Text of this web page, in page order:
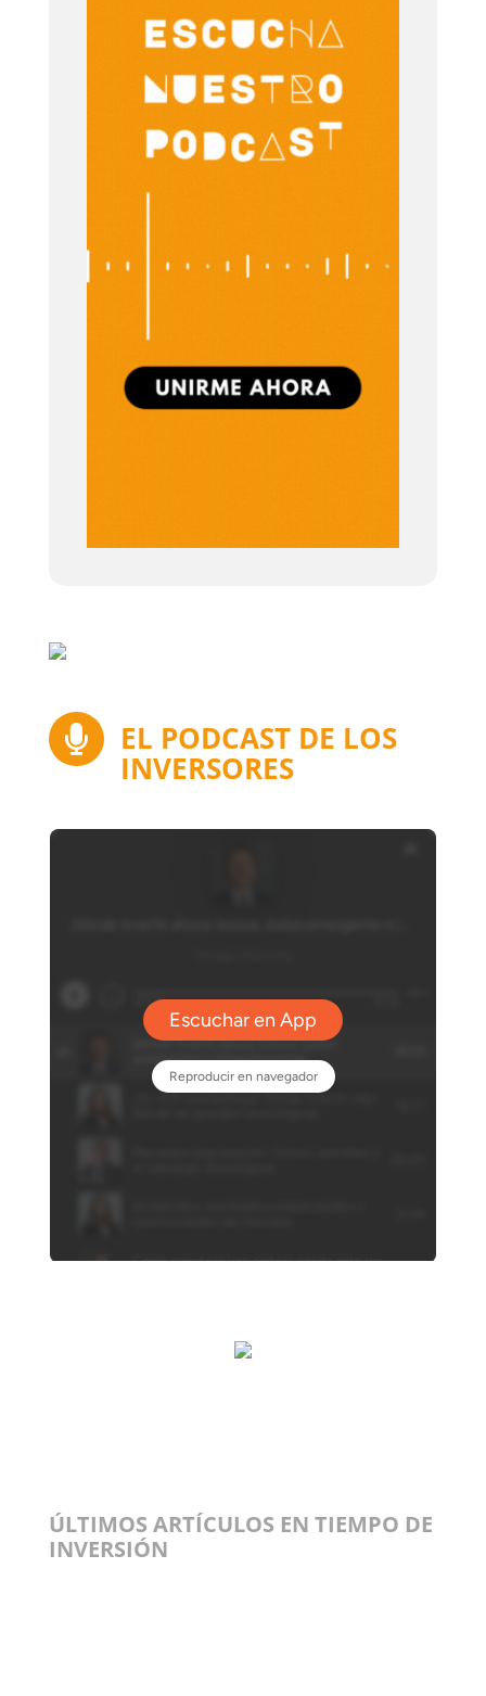
 EL PODCAST DE LOS
INVERSORES
ÚLTIMOS ARTÍCULOS EN TIEMPO DE
INVERSIÓN